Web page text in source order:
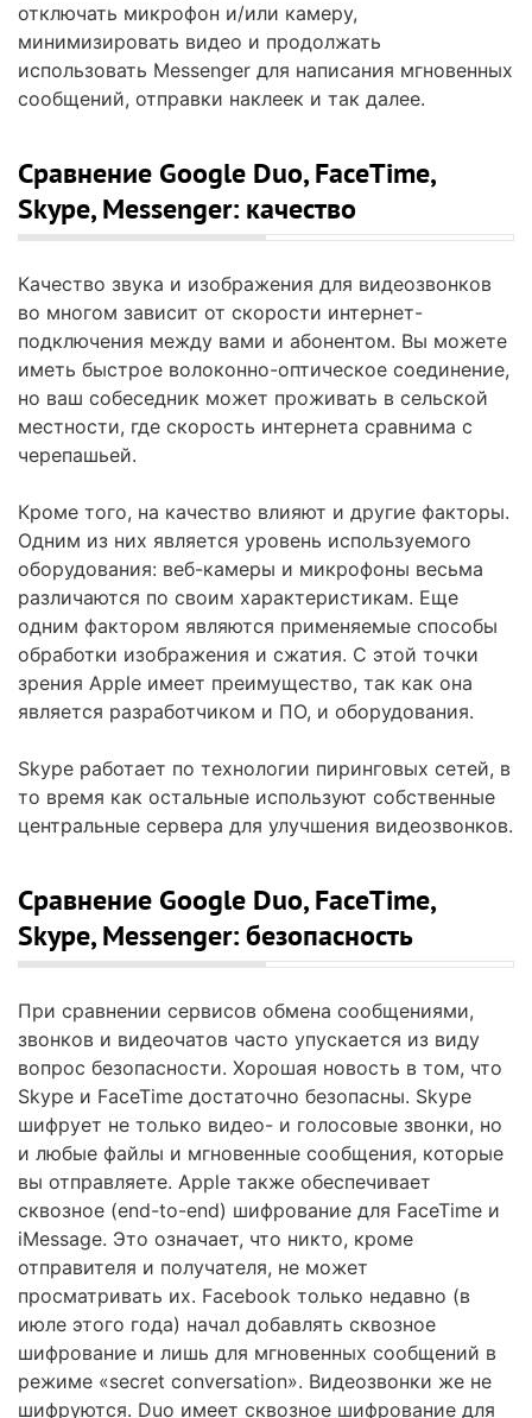
отключать микрофон и/или камеру,
минимизировать видео и продолжать
использовать Messenger для написания мгновенных
сообщений, отправки наклеек и так далее.
Сравнение Google Duo, FaceTime,
Skype, Messenger: качество
Качество звука и изображения для видеозвонков
во многом зависит от скорости интернет-
подключения между вами и абонентом. Вы можете
иметь быстрое волоконно-оптическое соединение,
но ваш собеседник может проживать в сельской
местности, где скорость интернета сравнима с
черепашьей.
Кроме того, на качество влияют и другие факторы.
Одним из них является уровень используемого
оборудования: веб-камеры и микрофоны весьма
различаются по своим характеристикам. Еще
одним фактором являются применяемые способы
обработки изображения и сжатия. С этой точки
зрения Apple имеет преимущество, так как она
является разработчиком и ПО, и оборудования.
Skype работает по технологии пиринговых сетей, в
то время как остальные используют собственные
центральные сервера для улучшения видеозвонков.
Сравнение Google Duo, FaceTime,
Skype, Messenger: безопасность
При сравнении сервисов обмена сообщениями,
звонков и видеочатов часто упускается из виду
вопрос безопасности. Хорошая новость в том, что
Skype и FaceTime достаточно безопасны. Skype
шифрует не только видео- и голосовые звонки, но
и любые файлы и мгновенные сообщения, которые
вы отправляете. Apple также обеспечивает
сквозное (end-to-end) шифрование для FaceTime и
iMessage. Это означает, что никто, кроме
отправителя и получателя, не может
просматривать их. Facebook только недавно (в
июле этого года) начал добавлять сквозное
шифрование и лишь для мгновенных сообщений в
режиме «secret conversation». Видеозвонки же не
шифруются. Duo имеет сквозное шифрование для